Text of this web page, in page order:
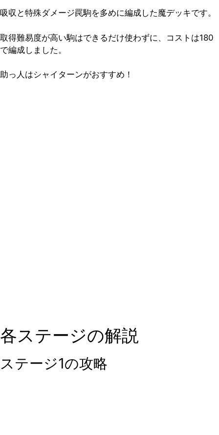
吸収と特殊ダメージ罠駒を多めに編成した魔デッキです。
取得難易度が高い駒はできるだけ使わずに、コストは180
で編成しました。
助っ人はシャイターンがおすすめ！
各ステージの解説
ステージ1の攻略